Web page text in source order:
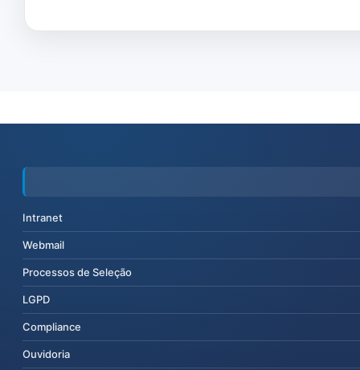
Intranet
Webmail
Processos de Seleção
LGPD
Compliance
Ouvidoria